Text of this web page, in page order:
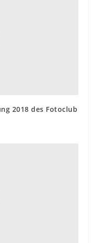
2018 des Fotoclub